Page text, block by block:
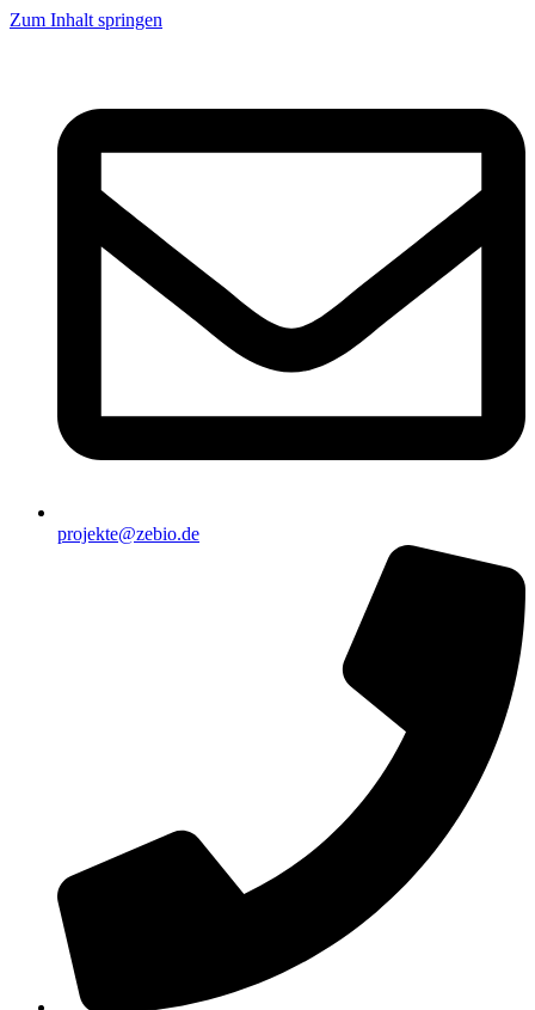
Zum Inhalt springen
projekte@zebio.de